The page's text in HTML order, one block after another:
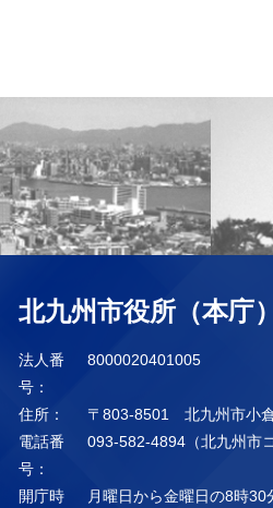
北九州市役所（本庁）
法人番
号：
8000020401005
住所：
〒803-8501 北九州市小
電話番
号：
093-582-4894（北九州市
開庁時 月曜日から金曜日の8時